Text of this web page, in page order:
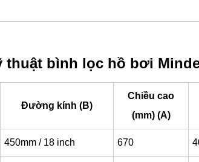
thuật bình lọc hồ bơi
Đường kính (B)
Chiều cao
(mm) (A)
450mm / 18 inch 670